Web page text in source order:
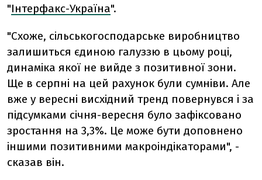
"Інтерфакс-Україна".
"Схоже, сільськогосподарське виробництво
залишиться єдиною галуззю в цьому році,
динаміка якої не вийде з позитивної зони.
Ще в серпні на цей рахунок були сумніви. Але
вже у вересні висхідний тренд повернувся і за
підсумками січня-вересня було зафіксовано
зростання на 3,3%. Це може бути доповнено
іншими позитивними макроіндікаторами", -
сказав він.